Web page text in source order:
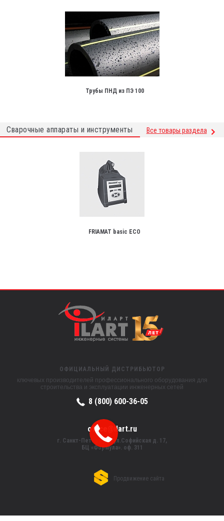
Трубы ПНД из ПЭ 100
Сварочные аппараты и инструменты Все товары раздела
FRIAMAT basic ECO
ОФИЦИАЛЬНЫЙ ДИСТРИБЬЮТОР
ключевых производителей профессионального оборудования для
строительства и эксплуатации инженерных сетей
8 (800) 600-36-05
office@ilart.ru
г. Санкт-Петербург, ул.Софийская д. 17,
БЦ «Формула». оф. 311
Продвижение сайта